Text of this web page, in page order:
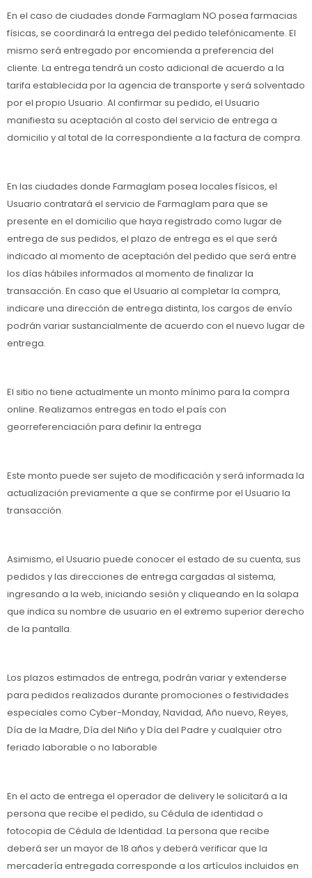
En el caso de ciudades donde Farmaglam NO posea farmacias
físicas, se coordinará la entrega del pedido telefónicamente. El
mismo será entregado por encomienda a preferencia del
cliente. La entrega tendrá un costo adicional de acuerdo a la
tarifa establecida por la agencia de transporte y será solventado
por el propio Usuario. Al confirmar su pedido, el Usuario
manifiesta su aceptación al costo del servicio de entrega a
domicilio y al total de la correspondiente a la factura de compra.
En las ciudades donde Farmaglam posea locales físicos, el
Usuario contratará el servicio de Farmaglam para que se
presente en el domicilio que haya registrado como lugar de
entrega de sus pedidos, el plazo de entrega es el que será
indicado al momento de aceptación del pedido que será entre
los días hábiles informados al momento de finalizar la
transacción. En caso que el Usuario al completar la compra,
indicare una dirección de entrega distinta, los cargos de envío
podrán variar sustancialmente de acuerdo con el nuevo lugar de
entrega.
El sitio no tiene actualmente un monto mínimo para la compra
online. Realizamos entregas en todo el país con
georreferenciación para definir la entrega
Este monto puede ser sujeto de modificación y será informada la
actualización previamente a que se confirme por el Usuario la
transacción.
Asimismo, el Usuario puede conocer el estado de su cuenta, sus
pedidos y las direcciones de entrega cargadas al sistema,
ingresando a la web, iniciando sesión y cliqueando en la solapa
que indica su nombre de usuario en el extremo superior derecho
de la pantalla.
Los plazos estimados de entrega, podrán variar y extenderse
para pedidos realizados durante promociones o festividades
especiales como Cyber-Monday, Navidad, Año nuevo, Reyes,
Día de la Madre, Día del Niño y Día del Padre y cualquier otro
feriado laborable o no laborable
En el acto de entrega el operador de delivery le solicitará a la
persona que recibe el pedido, su Cédula de identidad o
fotocopia de Cédula de Identidad. La persona que recibe
deberá ser un mayor de 18 años y deberá verificar que la
mercadería entregada corresponde a los artículos incluidos en